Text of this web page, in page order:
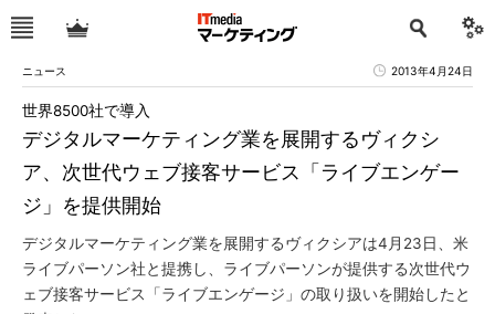
ニュース 2013年4月24日
デジタルマーケティング業を展開するヴィクシ
ア、次世代ウェブ接客サービス「ライブエンゲー
ジ」を提供開始
世界8500社で導入
デジタルマーケティング業を展開するヴィクシアは4月23日、米
ライブパーソン社と提携し、ライブパーソンが提供する次世代ウ
ェブ接客サービス「ライブエンゲージ」の取り扱いを開始したと